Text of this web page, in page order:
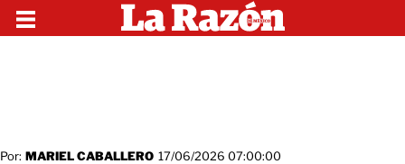
Por: MARIEL CABALLERO 17/06/2026 07:00:00